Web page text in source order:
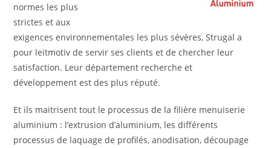
normes les plus
strictes et aux
exigences environnementales les plus sévères, Strugal a
pour leitmotiv de servir ses clients et de chercher leur
satisfaction. Leur département recherche et
développement est des plus réputé.
Et ils maitrisent tout le processus de la filière menuiserie
aluminium : l’extrusion d’aluminium, les différents
processus de laquage de profilés, anodisation, découpage